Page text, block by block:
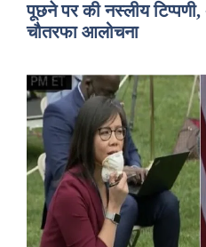
पूछने पर की नस्लीय
चौतरफा आलोचना